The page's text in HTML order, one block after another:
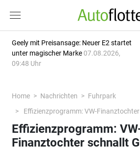
Geely mit Preisansage: Neuer E2 startet
unter magischer Marke 07.08.2026,
09:48 Uhr
Home Nachrichten
Fuhrpark
Effizienzprogramm: VW-
Effizienzprogramm:
Finanztochter schnallt